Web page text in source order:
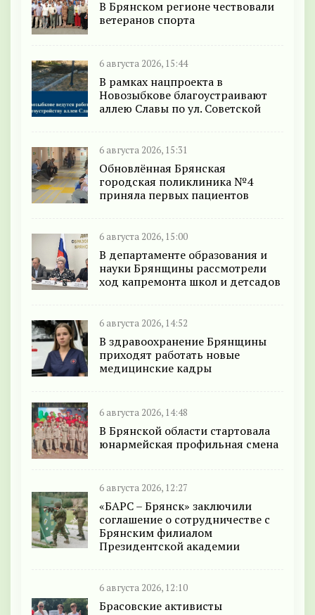
В Брянском регионе чествовали
ветеранов спорта
6 августа 2026, 15:44
В рамках нацпроекта в
Новозыбкове благоустраивают
аллею Славы по ул. Советской
6 августа 2026, 15:31
Обновлённая Брянская
городская поликлиника №4
приняла первых пациентов
6 августа 2026, 15:00
В департаменте образования и
науки Брянщины рассмотрели
ход капремонта школ и детсадов
6 августа 2026, 14:52
В здравоохранение Брянщины
приходят работать новые
медицинские кадры
6 августа 2026, 14:48
В Брянской области стартовала
юнармейская профильная смена
6 августа 2026, 12:27
«БАРС – Брянск» заключили
соглашение о сотрудничестве с
Брянским филиалом
Президентской академии
6 августа 2026, 12:10
Брасовские активисты